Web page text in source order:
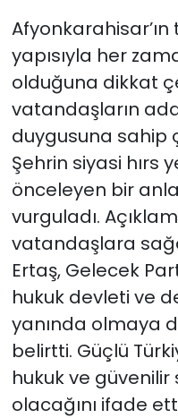
yapısıyla her
olduğuna dikkat
vatandaşların
duygusuna sahip
Şehrin siyasi hırs
önceleyen bir
vurguladı.
vatandaşlara
Ertaş, Gelecek
hukuk devleti ve
yanında olmaya
belirtti. Güçlü
hukuk ve
olacağını ifade